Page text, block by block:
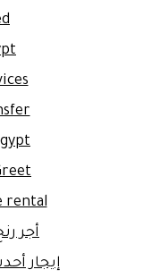
rental
أجر
إيجار